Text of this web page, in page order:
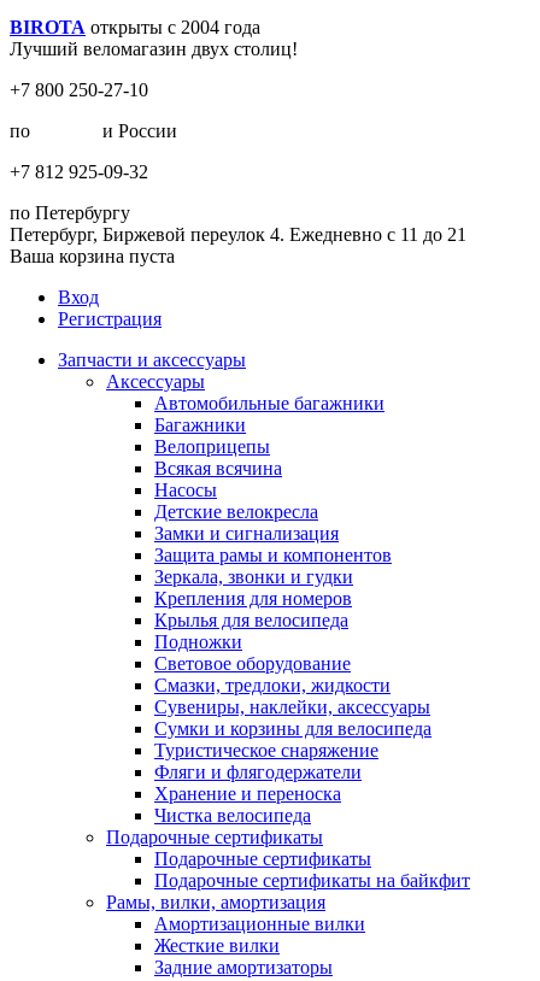
BIROTA открыты с 2004 года
Лучший веломагазин двух столиц!
+7 800 250-27-10
по
и России
+7 812 925-09-32
по Петербургу
Петербург, Биржевой переулок 4. Ежедневно с 11 до 21
Ваша корзина пуста
Вход
Регистрация
Запчасти и аксессуары
Аксессуары
Автомобильные багажники
Багажники
Велоприцепы
Всякая всячина
Насосы
Детские велокресла
Замки и сигнализация
Защита рамы и компонентов
Зеркала, звонки и гудки
Крепления для номеров
Крылья для велосипеда
Подножки
Световое оборудование
Смазки, тредлоки, жидкости
Сувениры, наклейки, аксессуары
Сумки и корзины для велосипеда
Туристическое снаряжение
Фляги и флягодержатели
Хранение и переноска
Чистка велосипеда
Подарочные сертификаты
Подарочные сертификаты
Подарочные сертификаты на байкфит
Рамы, вилки, амортизация
Амортизационные вилки
Жесткие вилки
Задние амортизаторы